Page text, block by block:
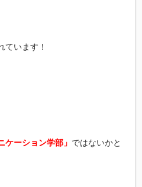
ています！
ケーション学部」 ではないかと